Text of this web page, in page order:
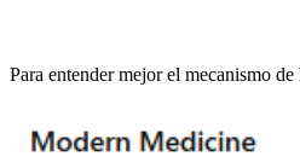
Para entender mejor el mecanismo